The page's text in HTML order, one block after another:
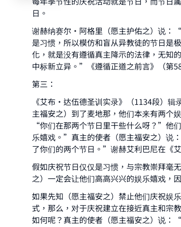
日。
谢赫纳赛尔·阿格里（愿主护佑之）说：
是习惯，所以模仿和盲从异教徒的节日是
化，就是没有遵循真主降示的法律，无知
中标新立异。”《遵循正道之前言》（第
第三：
《艾布·达伍德圣训实录》（1134段）辑
主福安之）到了麦地那，他们本来有两个
“你们在那两个节日里干些什么呀？”他
乐嬉戏。”真主的使者（愿主福安之）说
了你们的两个节日。”谢赫艾利巴尼在《
假如庆祝节日仅仅是习惯，与宗教崇拜毫
之）一定会让他们高高兴兴的娱乐嬉戏，
如果先知（愿主福安之）禁止他们庆祝娱
式，那么，对于庆祝建立在接近真主和宗
如何呢？真主的使者（愿主福安之）说：
Your support
same